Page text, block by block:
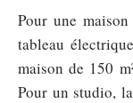
Pour une
tableau
maison de 150
Pour un studio,